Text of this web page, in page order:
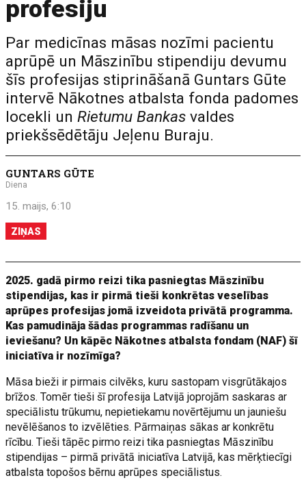
profesiju
Par medicīnas māsas nozīmi pacientu
aprūpē un Māszinību stipendiju devumu
šīs profesijas stiprināšanā Guntars Gūte
intervē Nākotnes atbalsta fonda padomes
locekli unRietumu Bankas valdes
priekšsēdētāju Jeļenu Buraju.
GUNTARS GŪTE
Diena
15. maijs, 6:10
ZIŅAS
2025. gadā pirmo reizi tika pasniegtas Māszinību
stipendijas, kas ir pirmā tieši konkrētas veselības
aprūpes profesijas jomā izveidota privātā programma.
Kas pamudināja šādas programmas radīšanu un
ieviešanu? Un kāpēc Nākotnes atbalsta fondam (NAF) šī
iniciatīva ir nozīmīga?
Māsa bieži ir pirmais cilvēks, kuru sastopam visgrūtākajos
brīžos. Tomēr tieši šī profesija Latvijā joprojām saskaras ar
speciālistu trūkumu, nepietiekamu novērtējumu un jauniešu
nevēlēšanos to izvēlēties. Pārmaiņas sākas ar konkrētu
rīcību. Tieši tāpēc pirmo reizi tika pasniegtas Māszinību
stipendijas – pirmā privātā iniciatīva Latvijā, kas mērķtiecīgi
atbalsta topošos bērnu aprūpes speciālistus.